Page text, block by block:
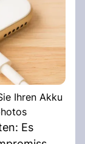
Ihren Akku
Es